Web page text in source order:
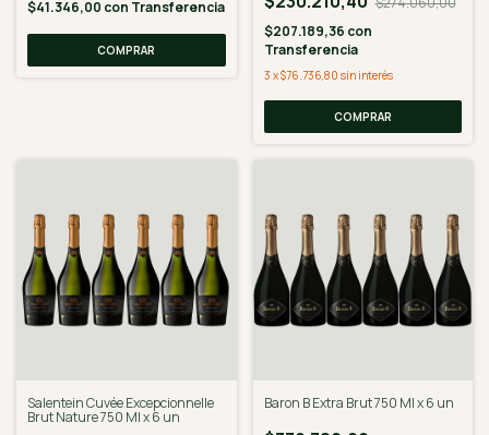
$41.346,00 con Transferencia
$207.189,36 con
Transferencia
3 x$76.736,80 sin interés
Salentein Cuvée Excepcionnelle
Brut Nature 750 Ml x 6 un
Baron B Extra Brut 750 Ml x 6 un